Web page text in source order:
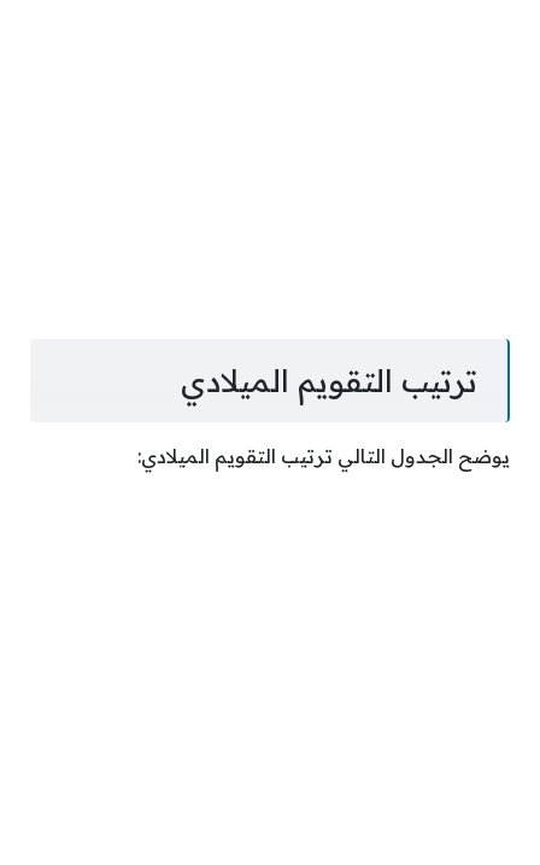
ترتيب التقويم الميلادي
يوضح الجدول التالي ترتيب التقويم الميلادي: